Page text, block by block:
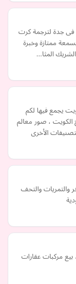
فى جدة لترجمة كرت
ممتازة وخبرة
المثا…
يجمع فيها لكم
، صور معالم
الأخرى
والتمريات والتحف
بيع مركبات عقارات